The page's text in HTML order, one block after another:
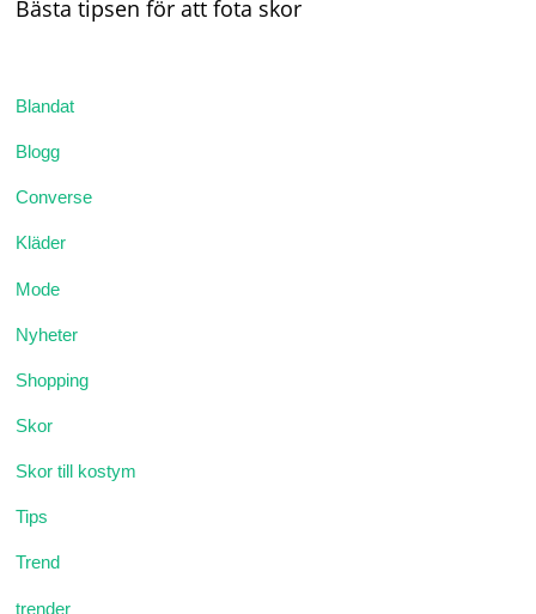
Bästa tipsen för att fota skor
Blandat
Blogg
Converse
Kläder
Mode
Nyheter
Shopping
Skor
Skor till kostym
Tips
Trend
trender